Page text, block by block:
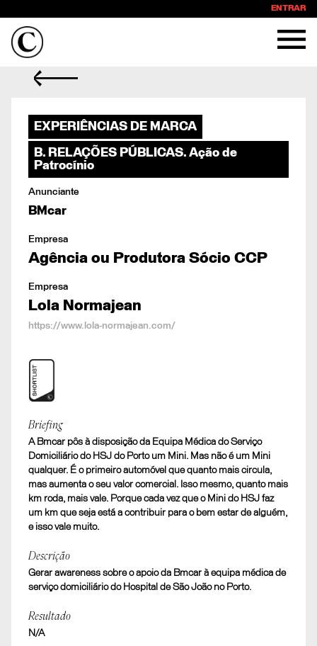
ENTRAR
EXPERIÊNCIAS DE MARCA
B. RELAÇÕES PÚBLICAS. Ação de
Patrocínio
Anunciante
BMcar
Empresa
Agência ou Produtora Sócio CCP
Empresa
Lola Normajean
https://www.lola-normajean.com/
Drive of Life
B. RELAÇÕES PÚBLICAS. Ação de Patrocínio
Briefing
A Bmcar pôs à disposição da Equipa Médica do Serviço
Domiciliário do HSJ do Porto um Mini. Mas não é um Mini
qualquer. É o primeiro automóvel que quanto mais circula,
mas aumenta o seu valor comercial. Isso mesmo, quanto mais
km roda, mais vale. Porque cada vez que o Mini do HSJ faz
um km que seja está a contribuir para o bem estar de alguém,
e isso vale muito.
Descrição
Gerar awareness sobre o apoio da Bmcar à equipa médica de
serviço domiciliário do Hospital de São João no Porto.
Resultado
N/A